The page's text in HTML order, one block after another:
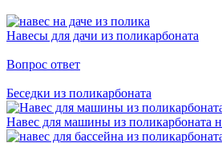
Навесы для дачи из поликарбоната
Вопрос ответ
Беседки из поликарбоната
Навес для машины из поликарбоната